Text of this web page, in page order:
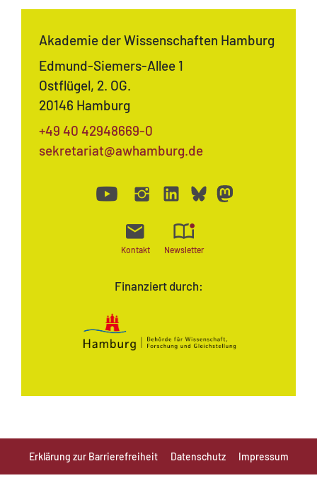
Finanziert durch:
Akademie der Wissenschaften Hamburg
Edmund-Siemers-Allee 1
Ostflügel, 2. OG.
20146 Hamburg
+49 40 42948669-0
sekretariat@awhamburg.de
Kontakt Newsletter
Erklärung zur Barrierefreiheit Datenschutz Impressum